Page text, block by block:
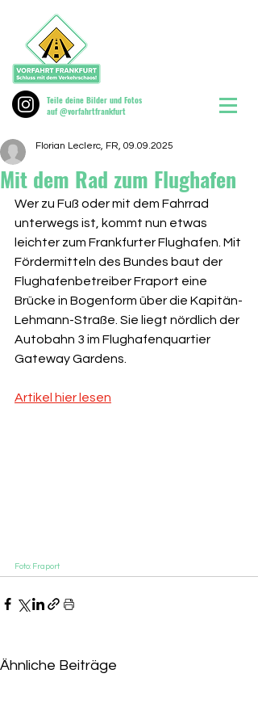
Teile deine Bilder und Fotos
auf @vorfahrtfrankfurt
Mit dem Rad zum Flughafen
Florian Leclerc, FR, 09.09.2025
Wer zu Fuß oder mit dem Fahrrad
unterwegs ist, kommt nun etwas
leichter zum Frankfurter Flughafen. Mit
Fördermitteln des Bundes baut der
Flughafenbetreiber Fraport eine
Brücke in Bogenform über die Kapitän-
Lehmann-Straße. Sie liegt nördlich der
Autobahn 3 im Flughafenquartier
Gateway Gardens.
Artikel hier lesen
Foto: Fraport
Ähnliche Beiträge